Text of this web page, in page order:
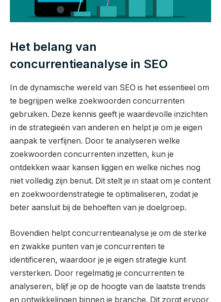
Het belang van
concurrentieanalyse in SEO
In de dynamische wereld van SEO is het essentieel om
te begrijpen welke zoekwoorden concurrenten
gebruiken. Deze kennis geeft je waardevolle inzichten
in de strategieën van anderen en helpt je om je eigen
aanpak te verfijnen. Door te analyseren welke
zoekwoorden concurrenten inzetten, kun je
ontdekken waar kansen liggen en welke niches nog
niet volledig zijn benut. Dit stelt je in staat om je content
en zoekwoordenstrategie te optimaliseren, zodat je
beter aansluit bij de behoeften van je doelgroep.
Bovendien helpt concurrentieanalyse je om de sterke
en zwakke punten van je concurrenten te
identificeren, waardoor je je eigen strategie kunt
versterken. Door regelmatig je concurrenten te
analyseren, blijf je op de hoogte van de laatste trends
en ontwikkelingen binnen je branche. Dit zorgt ervoor